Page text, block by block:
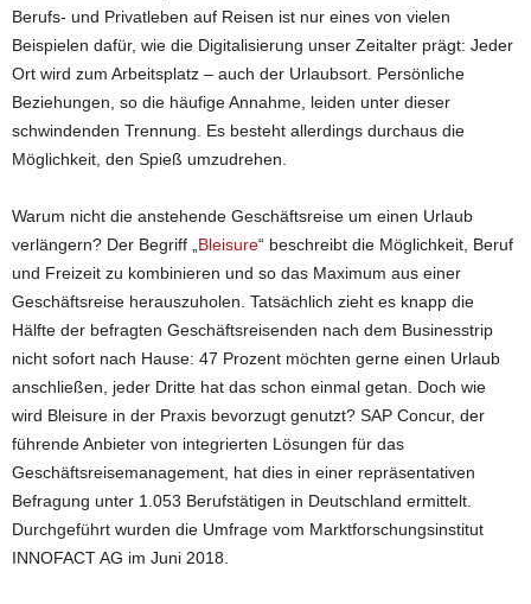
Berufs- und Privatleben auf Reisen ist nur eines von vielen
Beispielen dafür, wie die Digitalisierung unser Zeitalter prägt: Jeder
Ort wird zum Arbeitsplatz – auch der Urlaubsort. Persönliche
Beziehungen, so die häufige Annahme, leiden unter dieser
schwindenden Trennung. Es besteht allerdings durchaus die
Möglichkeit, den Spieß umzudrehen.
Warum nicht die anstehende Geschäftsreise um einen Urlaub
verlängern? Der Begriff „ Bleisure“ beschreibt die Möglichkeit, Beruf
und Freizeit zu kombinieren und so das Maximum aus einer
Geschäftsreise herauszuholen. Tatsächlich zieht es knapp die
Hälfte der befragten Geschäftsreisenden nach dem Businesstrip
nicht sofort nach Hause: 47 Prozent möchten gerne einen Urlaub
anschließen, jeder Dritte hat das schon einmal getan. Doch wie
wird Bleisure in der Praxis bevorzugt genutzt? SAP Concur, der
führende Anbieter von integrierten Lösungen für das
Geschäftsreisemanagement, hat dies in einer repräsentativen
Befragung unter 1.053 Berufstätigen in Deutschland ermittelt.
Durchgeführt wurden die Umfrage vom Marktforschungsinstitut
INNOFACT AG im Juni 2018.